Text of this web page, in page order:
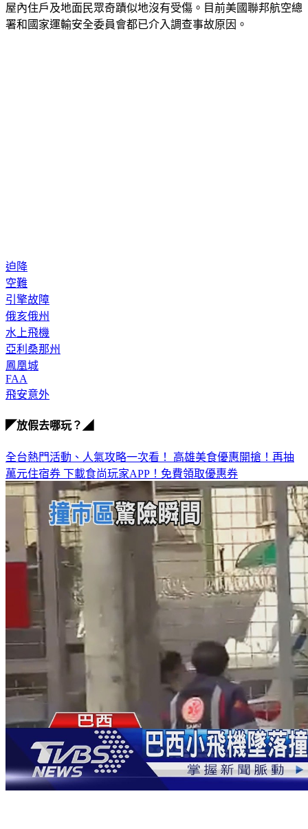
塌陷，周邊街區全面封鎖。警方表示，機上2人全數死亡，但
屋內住戶及地面民眾奇蹟似地沒有受傷。目前美國聯邦航空總
迫降
空難
引擎故障
俄亥俄州
水上飛機
亞利桑那州
鳳凰城
FAA
全台熱門活動、人氣攻略一次看！高雄美食優惠開搶！再抽
萬元住宿券下載食尚玩家APP！免費領取優惠券